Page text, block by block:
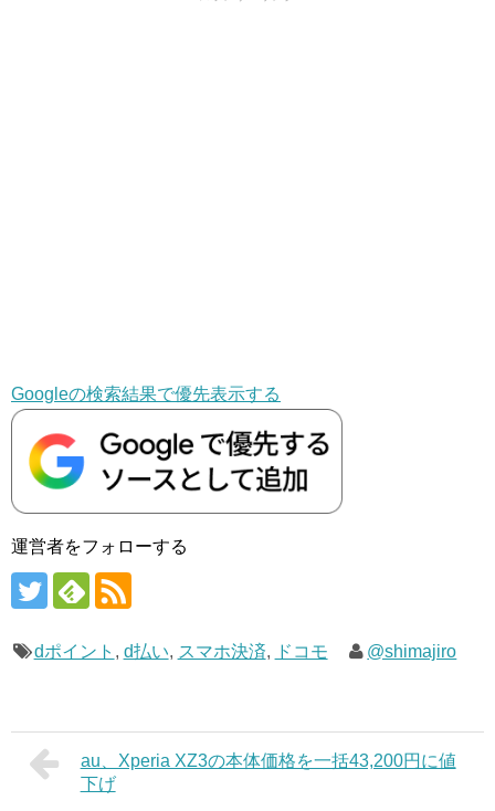
Googleの検索結果で優先表示する
運営者をフォローする
dポイント , d払い, スマホ決済, ドコモ @shimajiro
au、Xperia XZ3の本体価格を一括43,200円に値
下げ